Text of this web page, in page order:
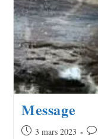
Message
3 mars 2023